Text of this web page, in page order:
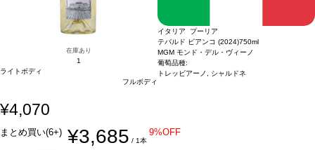
在庫あり
1
ライトボディ
フルボディ
イタリア プーリア
テバルド ビアンコ (2024)750ml
MGM モンド・デル・ヴィーノ
葡萄品種:
トレッビアーノ, シャルドネ
¥4,070
まとめ買い(6+) ¥3,685 / 1本
9%OFF